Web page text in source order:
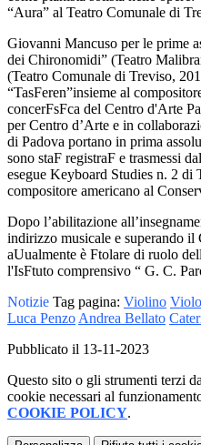
“Aura” al Teatro Comunale di
Giovanni Mancuso per le prime
dei Chironomidi” (Teatro
(Teatro Comunale di Treviso,
“TasFeren”insieme al
concerFsFca del Centro d'Arte
per Centro d’Arte e in
di Padova portano in prima
sono staF registraF e trasmessi
esegue Keyboard Studies n. 2 di
compositore americano al
Dopo l’abilitazione
indirizzo musicale e superando
aUualmente è Ftolare di ruolo
l'IsFtuto comprensivo “ G. C.
Notizie Tag pagina: Violino
Luca Penzo Andrea Bellato
Pubblicato il 13-11-2023
Questo sito o gli strumenti terzi
cookie necessari al
COOKIE POLICY.